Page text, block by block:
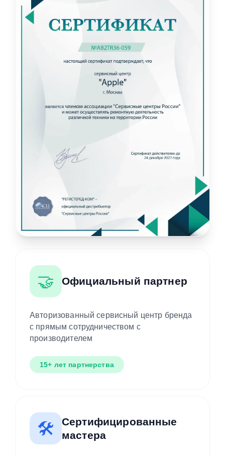
🤝 Официальный партнер
Авторизованный сервисный центр бренда
с прямым сотрудничеством с
производителем
15+ лет партнерства
🛠️
Сертифицированные
мастера